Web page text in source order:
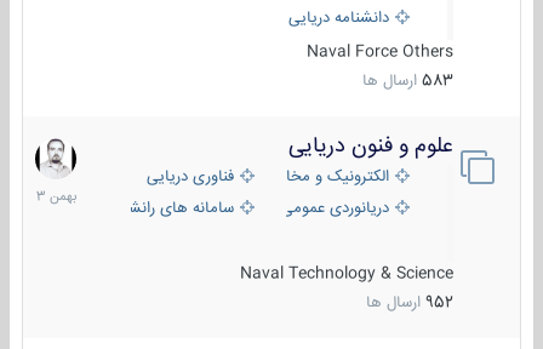
دانشنامه دریایی کپی
Naval Force Others
583 ارسال ها
علوم و فنون دریایی
الکترونیک و مخابرات دریاییفناوری دریایی
دریانوردی عمومی
سامانه های رانشی دریایی
Naval Technology & Science
952 ارسال ها
6
بهمن
1403